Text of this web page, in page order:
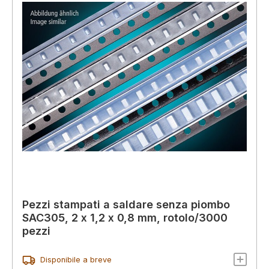
Pezzi stampati a saldare senza piombo
SAC305, 2 x 1,2 x 0,8 mm, rotolo/3000
pezzi
Disponibile a breve